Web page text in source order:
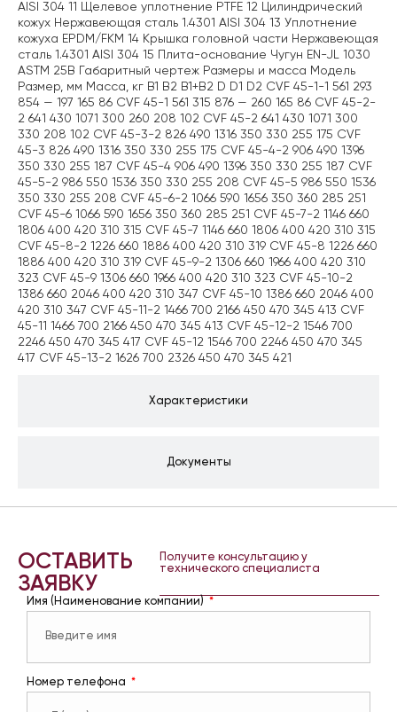
Характеристики
Документы
AISI 304 11 Щелевое уплотнение PTFE 12 Цилиндрический
кожух Нержавеющая сталь 1.4301 AISI 304 13 Уплотнение
кожуха EPDM/FKM 14 Крышка головной части Нержавеющая
сталь 1.4301 AISI 304 15 Плита-основание Чугун EN-JL 1030
ASTM 25B Габаритный чертеж Размеры и масса Модель
Размер, мм Масса, кг B1 B2 B1+B2 D D1 D2 CVF 45-1-1 561 293
854 — 197 165 86 CVF 45-1 561 315 876 — 260 165 86 CVF 45-2-
2 641 430 1071 300 260 208 102 CVF 45-2 641 430 1071 300
330 208 102 CVF 45-3-2 826 490 1316 350 330 255 175 CVF
45-3 826 490 1316 350 330 255 175 CVF 45-4-2 906 490 1396
350 330 255 187 CVF 45-4 906 490 1396 350 330 255 187 CVF
45-5-2 986 550 1536 350 330 255 208 CVF 45-5 986 550 1536
350 330 255 208 CVF 45-6-2 1066 590 1656 350 360 285 251
CVF 45-6 1066 590 1656 350 360 285 251 CVF 45-7-2 1146 660
1806 400 420 310 315 CVF 45-7 1146 660 1806 400 420 310 315
CVF 45-8-2 1226 660 1886 400 420 310 319 CVF 45-8 1226 660
1886 400 420 310 319 CVF 45-9-2 1306 660 1966 400 420 310
323 CVF 45-9 1306 660 1966 400 420 310 323 CVF 45-10-2
1386 660 2046 400 420 310 347 CVF 45-10 1386 660 2046 400
420 310 347 CVF 45-11-2 1466 700 2166 450 470 345 413 CVF
45-11 1466 700 2166 450 470 345 413 CVF 45-12-2 1546 700
2246 450 470 345 417 CVF 45-12 1546 700 2246 450 470 345
417 CVF 45-13-2 1626 700 2326 450 470 345 421
ОСТАВИТЬ
ЗАЯВКУ
Получите консультацию у
технического специалиста
Имя (Наименование компании)
Номер телефона